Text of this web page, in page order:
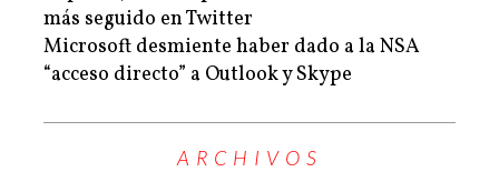
más seguido en Twitter
Microsoft desmiente haber dado a la NSA
“acceso directo” a Outlook y Skype
ARCHIVOS